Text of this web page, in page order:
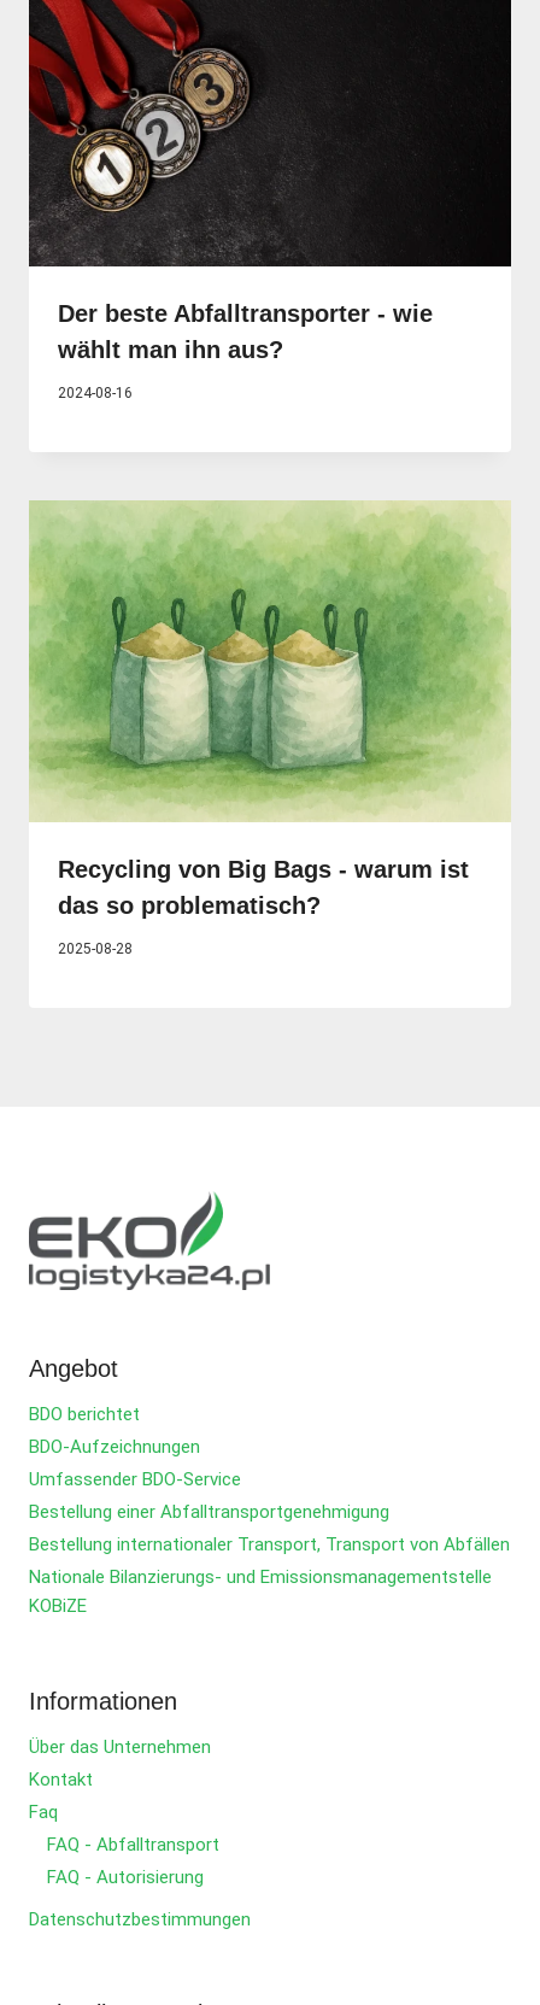
Der beste Abfalltransporter - wie
wählt man ihn aus?
2024-08-16
Recycling von Big Bags - warum ist
das so problematisch?
2025-08-28
Angebot
BDO berichtet
BDO-Aufzeichnungen
Umfassender BDO-Service
Bestellung einer Abfalltransportgenehmigung
Bestellung internationaler Transport, Transport von Abfällen
Nationale Bilanzierungs- und Emissionsmanagementstelle
KOBiZE
Informationen
Über das Unternehmen
Kontakt
Faq
FAQ - Abfalltransport
FAQ - Autorisierung
Datenschutzbestimmungen